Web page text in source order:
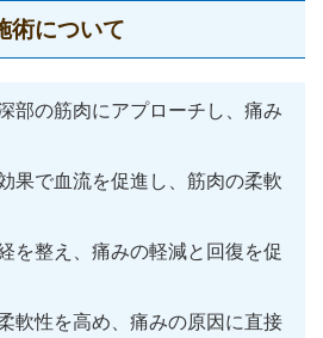
術について
部の筋肉にアプローチし、痛み
果で血流を促進し、筋肉の柔軟
を整え、痛みの軽減と回復を促
軟性を高め、痛みの原因に直接